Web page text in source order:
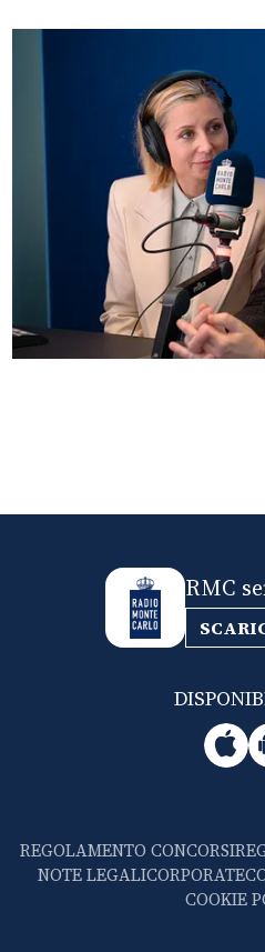
RMC
REGOLAMENTO CONCORSI
NOTE LEGALICORPORATE
COOKIE